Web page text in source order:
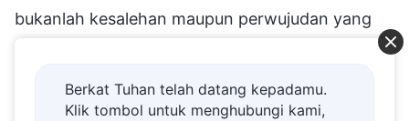
bukanlah kesalehan maupun perwujudan yang
seharusnya dimiliki oleh makhluk ciptaan, apalagi
ciptaan. Bukankah mereka yang menunjukkan
Berkat Tuhan telah datang kepadamu.
Klik tombol untuk menghubungi kami,